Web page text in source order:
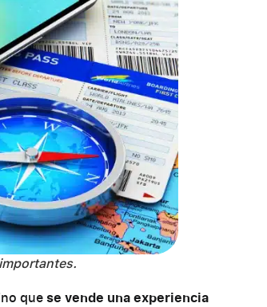
quese vende una experiencia